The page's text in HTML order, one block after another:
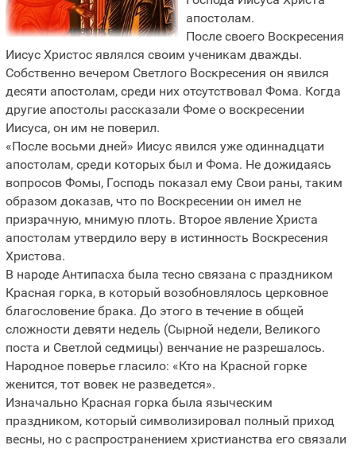
апостолам.
После своего Воскресения
Иисус Христос являлся своим ученикам дважды.
Собственно вечером Светлого Воскресения он явился
десяти апостолам, среди них отсутствовал Фома. Когда
другие апостолы рассказали Фоме о воскресении
Иисуса, он им не поверил.
«После восьми дней» Иисус явился уже одиннадцати
апостолам, среди которых был и Фома. Не дожидаясь
вопросов Фомы, Господь показал ему Свои раны, таким
образом доказав, что по Воскресении он имел не
призрачную, мнимую плоть. Второе явление Христа
апостолам утвердило веру в истинность Воскресения
Христова.
В народе Антипасха была тесно связана с праздником
Красная горка, в который возобновлялось церковное
благословение брака. До этого в течение в общей
сложности девяти недель (Сырной недели, Великого
поста и Светлой седмицы) венчание не разрешалось.
Народное поверье гласило: «Кто на Красной горке
женится, тот вовек не разведется».
Изначально Красная горка была языческим
праздником, который символизировал полный приход
весны, но с распространением христианства его связали